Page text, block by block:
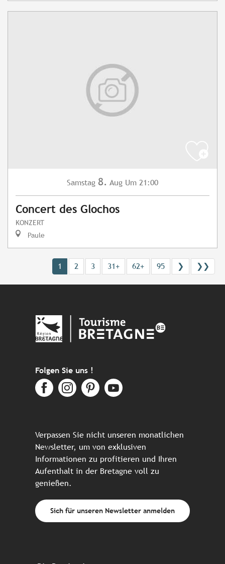
Samstag 8. Aug Um 21:00
Concert des Glochos
KONZERT
Paule
1 2 3 31+ 62+ 95 ❯ ❯❯
Folgen Sie uns !
Verpassen Sie nicht unseren monatlichen
Newsletter, um von exklusiven
Informationen zu profitieren und Ihren
Aufenthalt in der Bretagne voll zu
genießen.
Sich für unseren Newsletter anmelden